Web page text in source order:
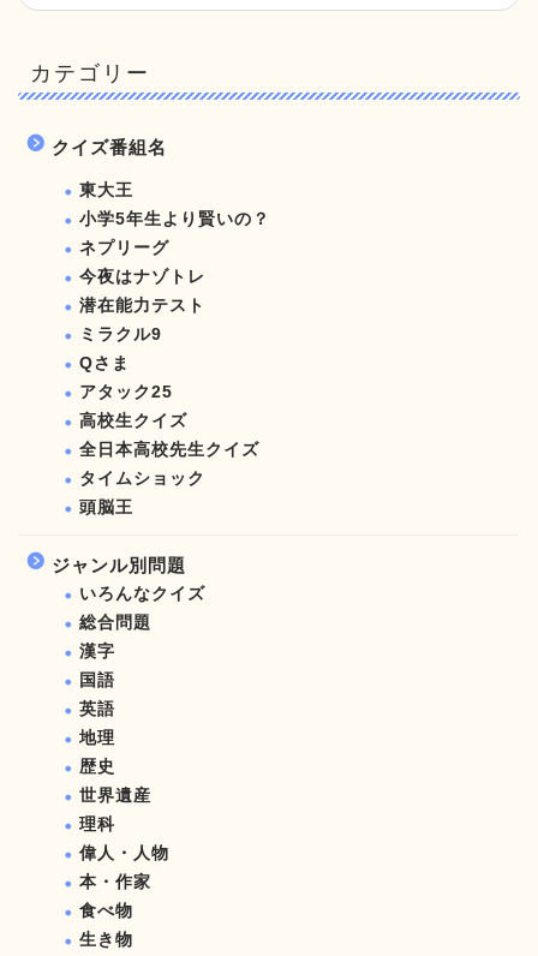
カテゴリー
クイズ番組名
東大王
小学5年生より賢いの？
ネプリーグ
今夜はナゾトレ
潜在能力テスト
ミラクル9
Qさま
アタック25
高校生クイズ
全日本高校先生クイズ
タイムショック
頭脳王
ジャンル別問題
いろんなクイズ
総合問題
漢字
国語
英語
地理
歴史
世界遺産
理科
偉人・人物
本・作家
食べ物
生き物